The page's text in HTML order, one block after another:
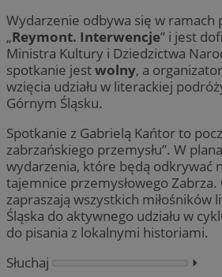
Wydarzenie odbywa się w ramach
„Reymont. Interwencje” i jest
Ministra Kultury i Dziedzictwa
spotkanie jestwolny, a
wzięcia udziału w literackiej
Górnym Śląsku.
Spotkanie z Gabrielą Kańtor to
zabrzańskiego przemysłu”. W
wydarzenia, które będą odkrywać
tajemnice przemysłowego
zapraszają wszystkich miłośników
Śląska do aktywnego udziału w
do pisania z lokalnymi historiami.
Słuchaj
⏵︎